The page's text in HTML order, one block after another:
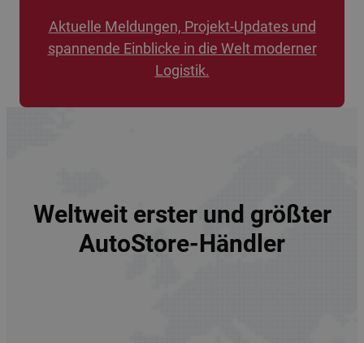
Aktuelle Meldungen, Projekt-Updates und
spannende Einblicke in die Welt moderner
Logistik.
Weltweit erster und größter
AutoStore-Händler